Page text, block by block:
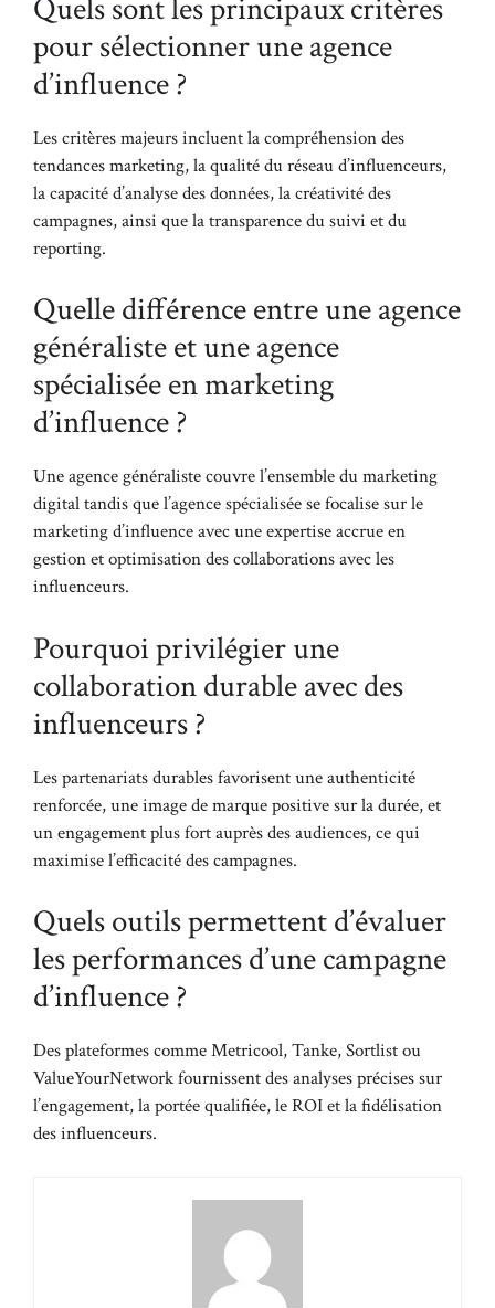
pour sélectionner une agence
d’influence ?
Les critères majeurs incluent la compréhension des
tendances marketing, la qualité du réseau d’influenceurs,
la capacité d’analyse des données, la créativité des
campagnes, ainsi que la transparence du suivi et du
reporting.
Quelle différence entre une agence
généraliste et une agence
spécialisée en marketing
d’influence ?
Une agence généraliste couvre l’ensemble du marketing
digital tandis que l’agence spécialisée se focalise sur le
marketing d’influence avec une expertise accrue en
gestion et optimisation des collaborations avec les
influenceurs.
Pourquoi privilégier une
collaboration durable avec des
influenceurs ?
Les partenariats durables favorisent une authenticité
renforcée, une image de marque positive sur la durée, et
un engagement plus fort auprès des audiences, ce qui
maximise l’efficacité des campagnes.
Quels outils permettent d’évaluer
les performances d’une campagne
d’influence ?
Des plateformes comme Metricool, Tanke, Sortlist ou
ValueYourNetwork fournissent des analyses précises sur
l’engagement, la portée qualifiée, le ROI et la fidélisation
des influenceurs.